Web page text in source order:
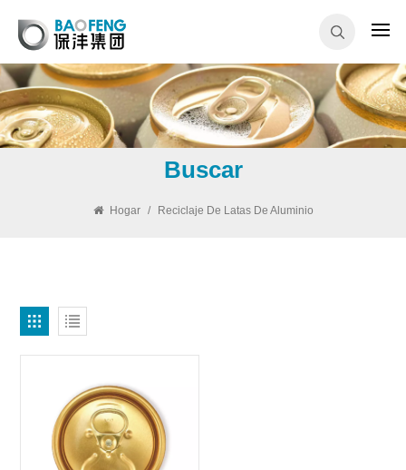
Buscar
Hogar / Reciclaje De Latas De Aluminio